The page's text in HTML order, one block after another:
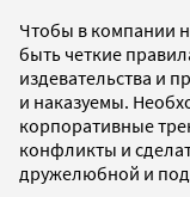
Чтобы в компании
быть четкие
издевательства и
и наказуемы.
корпоративные
конфликты и
дружелюбной и